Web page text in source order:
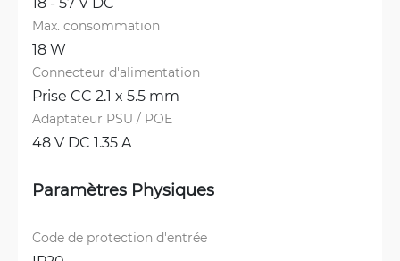
Max. consommation
18 W
Connecteur d'alimentation
Prise CC 2.1 x 5.5 mm
Adaptateur PSU / POE
48 V DC 1.35 A
Paramètres Physiques
Code de protection d'entrée